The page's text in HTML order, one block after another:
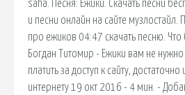
saha. Песня: Ежики. Скачать песни
и песни онлайн на сайте музлостайл.
про ежиков 04:47 скачать песню. Что
Богдан Титомир - Ежики вам не нужно
платить за доступ к сайту,
интернету 19 окт 2016 - 4 мин. -